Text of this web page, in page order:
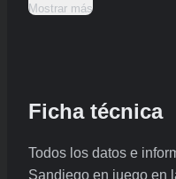
Mostrar más
Ficha técnica
Todos los datos e
Sandiego en juego en